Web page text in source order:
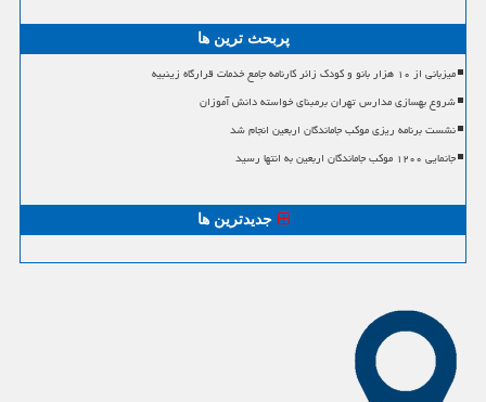
پربحث ترین ها
میزبانی از ۱۰ هزار بانو و کودک زائر کارنامه جامع خدمات قرارگاه زینبیه
شروع بهسازی مدارس تهران برمبنای خواسته دانش آموزان
نشست برنامه ریزی موکب جاماندگان اربعین انجام شد
جانمایی ۱۲۰۰ موکب جاماندگان اربعین به انتها رسید
جدیدترین ها